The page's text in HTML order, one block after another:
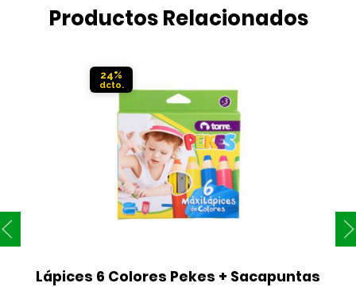
Productos Relacionados
24%
Lápices 6 Colores Pekes + Sacapuntas